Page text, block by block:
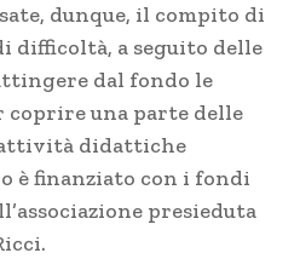
dunque, il compito di
difficoltà, a seguito delle
dal fondo le
coprire una parte delle
attività didattiche
è finanziato con i fondi
presieduta